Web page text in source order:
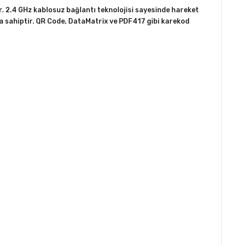
2.4 GHz kablosuz bağlantı teknolojisi sayesinde hareket
sahiptir. QR Code, DataMatrix ve PDF417 gibi karekod